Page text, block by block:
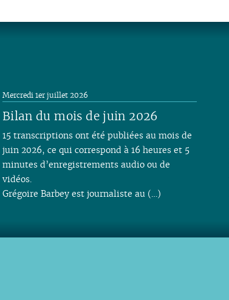
Bilan du mois de juin 2026
Mercredi 1er juillet 2026
15 transcriptions ont été publiées au mois de
juin 2026, ce qui correspond à 16 heures et 5
minutes d’enregistrements audio ou de
vidéos.
Grégoire Barbey est journaliste au (…)